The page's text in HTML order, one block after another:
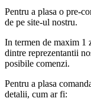
Pentru a plasa o pre-
de pe site-ul nostru.
In termen de maxim 1
dintre reprezentantii
posibile comenzi.
Pentru a plasa
detalii, cum ar fi: